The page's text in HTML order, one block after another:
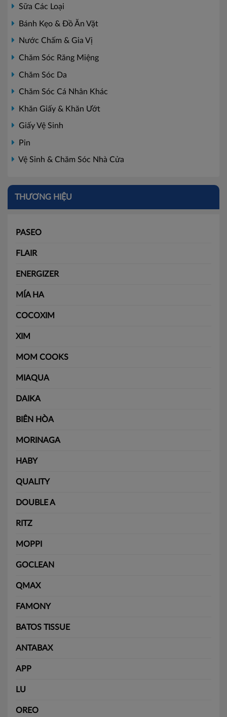
Sữa Các Loại
Bánh Kẹo & Đồ Ăn Vặt
Nước Chấm & Gia Vị
Chăm Sóc Răng Miệng
Chăm Sóc Da
Chăm Sóc Cá Nhân Khác
Khăn Giấy & Khăn Ướt
Giấy Vệ Sinh
Pin
Vệ Sinh & Chăm Sóc Nhà Cửa
THƯƠNG HIỆU
PASEO
FLAIR
ENERGIZER
MÍA HA
COCOXIM
XIM
MOM COOKS
MIAQUA
DAIKA
BIÊN HÒA
MORINAGA
HABY
QUALITY
DOUBLE A
RITZ
MOPPI
GOCLEAN
QMAX
FAMONY
BATOS TISSUE
ANTABAX
APP
LU
OREO